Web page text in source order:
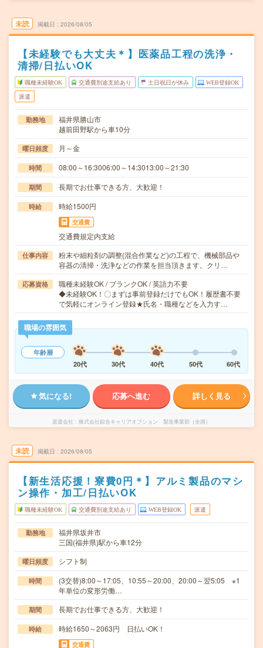
未読 掲載日 2026/08/05
【未経験でも大丈夫＊】医薬品工程の洗浄・
清掃/日払いOK
職種未経験OK 交通費別途支給あり 土日祝日が休み WEB登録OK
派遣
勤務地
福井県勝山市
越前田野駅から車10分
曜日頻度 月～金
時間 08:00～16:3006:00～14:3013:00～21:30
期間 長期でお仕事できる方、大歓迎！
時給 時給1500円
交通費
交通費規定内支給
仕事内容
粉末や細粒剤の調整(混合作業など)の工程で、機械部品や
容器の清掃・洗浄などの作業を担当頂きます。クリ…
応募資格
職種未経験OK / ブランクOK / 英語力不要
◆未経験OK！〇まずは事前登録だけでもOK！履歴書不要
で気軽にオンライン登録★氏名・職種などを入力す…
職場の雰囲気
年齢層
20代
30代 40代 50代 60代
気になる! 応募へ進む 詳しく見る
派遣会社 株式会社綜合キャリアオプション 製造事業部（全国）
未読 掲載日 2026/08/05
【新生活応援！寮費0円＊】アルミ製品のマシ
ン操作・加工/日払いOK
職種未経験OK 交通費別途支給あり WEB登録OK 派遣
勤務地
福井県坂井市
三国(福井県)駅から車12分
曜日頻度 シフト制
時間
(3交替)8:00～17:05、10:55～20:00、20:00～翌5:05 ※1
年単位の変形労働…
期間 長期でお仕事できる方、大歓迎！
時給 時給1650～2063円 日払いOK！
交通費